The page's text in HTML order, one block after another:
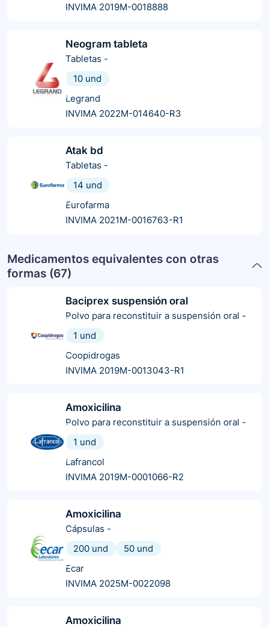
INVIMA 2019M-0018888
Neogram tableta
Tabletas -
10 und
Legrand
INVIMA 2022M-014640-R3
Atak bd
Tabletas -
14 und
Eurofarma
INVIMA 2021M-0016763-R1
Medicamentos equivalentes con otras
formas (67)
Baciprex suspensión oral
Polvo para reconstituir a suspensión oral -
1 und
Coopidrogas
INVIMA 2019M-0013043-R1
Amoxicilina
Polvo para reconstituir a suspensión oral -
1 und
Lafrancol
INVIMA 2019M-0001066-R2
Amoxicilina
Cápsulas -
200 und
50 und
Ecar
INVIMA 2025M-0022098
Amoxicilina